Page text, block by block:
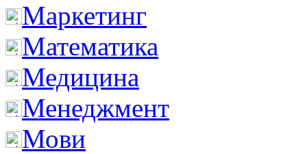
Маркетинг
Математика
Медицина
Менеджмент
Мови